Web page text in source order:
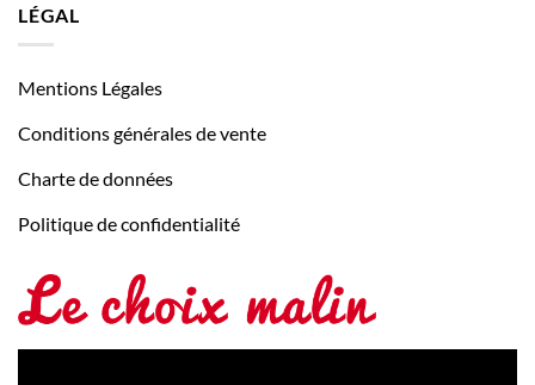
LÉGAL
Mentions Légales
Conditions générales de vente
Charte de données
Politique de confidentialité